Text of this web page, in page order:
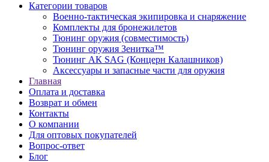
Категории товаров
Военно-тактическая экипировка и снаряжение
Комплекты для бронежилетов
Тюнинг оружия (совместимость)
Тюнинг оружия Зенитка™
Тюнинг АК SAG (Концерн Калашников)
Аксессуары и запасные части для оружия
Главная
Оплата и доставка
Возврат и обмен
Контакты
О компании
Для оптовых покупателей
Вопрос-ответ
Блог